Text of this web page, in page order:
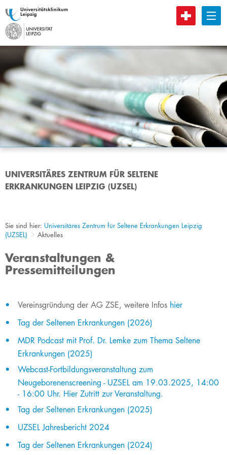
B
UNIVERSITÄRES ZENTRUM FÜR SELTENE
ERKRANKUNGEN LEIPZIG (UZSEL)
Sie sind hier: Universitäres Zentrum für Seltene Erkrankungen Leipzig
(UZSEL)
Aktuelles
Veranstaltungen &
Pressemitteilungen
Vereinsgründung der AG ZSE, weitere Infos hier​
Tag der Seltenen Erkrankungen (2026)
MDR Podcast mi​t Prof. Dr. Lemke zum Thema Seltene
Erkranku​ngen (2025)
Webcast-Fortbildungsveranstaltung zum
Neugeborenenscreening - UZSEL am 19.03.2025, 14:00
- 16:00 Uhr. Hier Zutritt zur Veranstaltung.​
Tag der Seltenen Erkrankungen (2025)​​
UZSEL Jahresbericht 2024
Tag der Seltenen Erkrankungen (2024)​